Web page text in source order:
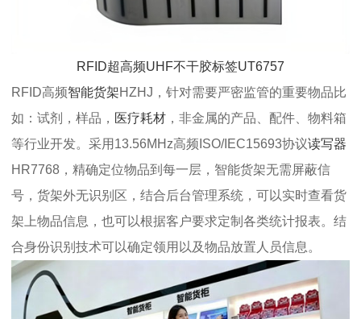
RFID超高频UHF不干胶标签UT6757
RFID高频智能货架HZHJ，针对需要严密监管的重要物品比
如：试剂，样品， 医疗耗材 ，非金属的产品、配件、物料箱
等行业开发。采用13.56MHz高频ISO/IEC15693协议读写器
HR7768，精确定位物品到每一层，智能货架无需屏蔽信
号，货架外无识别区，结合后台管理系统，可以实时查看货
架上物品信息，也可以根据客户要求定制各类统计报表。结
合身份识别技术可以确定领用以及物品放置人员信息。